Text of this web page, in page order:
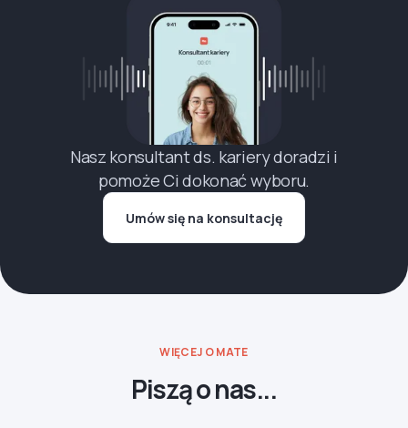
Nasz konsultant ds. kariery doradzi i
pomoże Ci dokonać wyboru.
Umów się na konsultację
WIĘCEJ O MATE
Piszą o nas...